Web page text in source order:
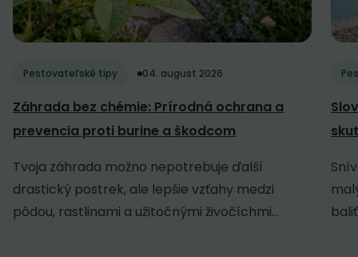
Pestovateľské tipy 04. august 2026
Záhrada bez chémie: Prírodná ochrana a
prevencia proti burine a škodcom
Tvoja záhrada možno nepotrebuje ďalší
drastický postrek, ale lepšie vzťahy medzi
pôdou, rastlinami a užitočnými živočíchmi...